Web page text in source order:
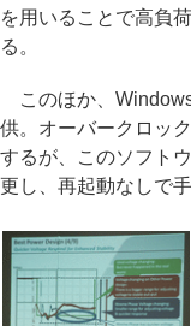
を用いることで高負
る。
このほか、
供。オーバークロッ
するが、このソフト
更し、再起動なしで